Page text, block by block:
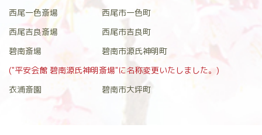
西尾一色斎場
西尾市一色町
西尾吉良斎場
西尾市吉良町
碧南斎場
碧南市源氏神明町
("平安会館 碧南源氏神明斎場"に名称変更いたしました。)
衣浦斎園
碧南市大坪町